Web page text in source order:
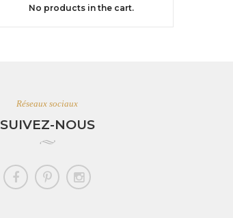
No products in the cart.
Réseaux sociaux
SUIVEZ-NOUS